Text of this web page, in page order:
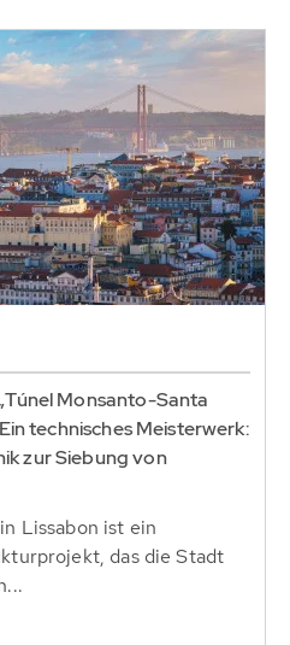
Monsanto-Santa
technisches Meisterwerk:
zur Siebung von
Lissabon ist ein
das die Stadt